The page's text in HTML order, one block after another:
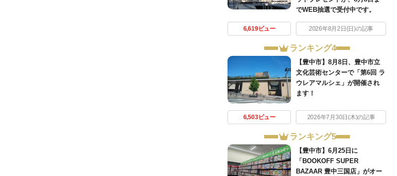
でWEB抽選で受付中です。
6,619ビュー 2026年8月2日(日)の記事
ランキング4
【豊中市】8月8日、豊中市立
文化芸術センターで「第6回 ラ
ウレアマルシェ」が開催され
ます！
6,503ビュー 2026年7月30日(木)の記事
ランキング5
【豊中市】6月25日に
「BOOKOFF SUPER
BAZAAR 豊中三国店」がオー